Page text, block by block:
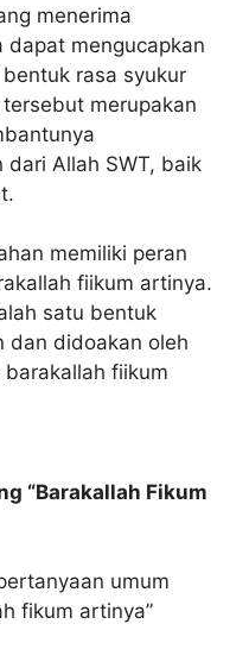
menerima
dapat mengucapkan
rasa syukur
merupakan
Allah SWT, baik
memiliki peran
fiikum artinya.
satu bentuk
dan didoakan oleh
fiikum
“Barakallah Fikum
umum
fikum artinya”